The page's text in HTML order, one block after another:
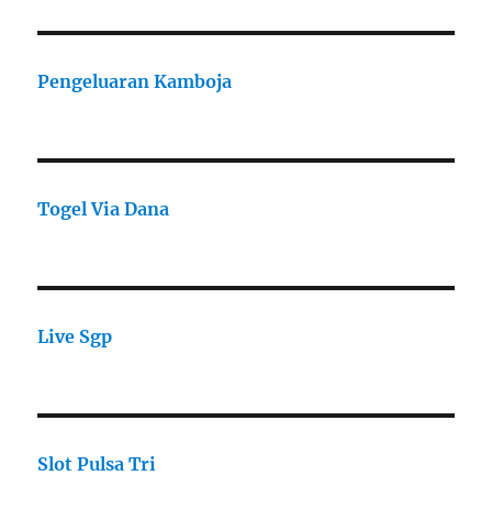
Pengeluaran Kamboja
Togel Via Dana
Live Sgp
Slot Pulsa Tri